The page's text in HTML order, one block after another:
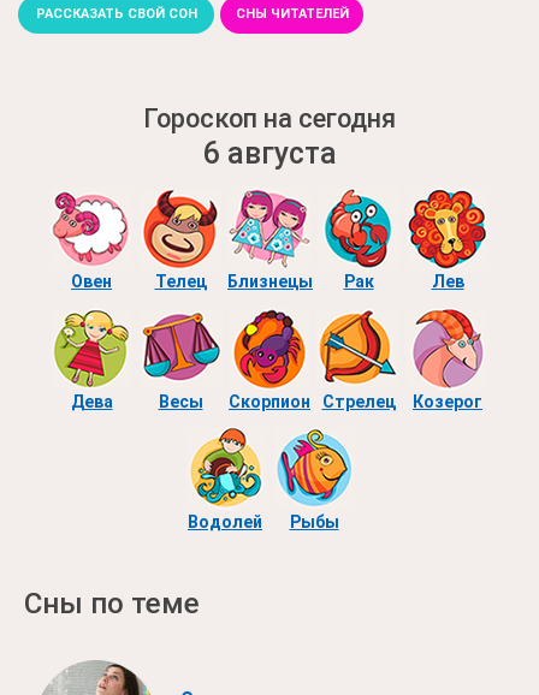
РАССКАЗАТЬ СВОЙ СОН СНЫ ЧИТАТЕЛЕЙ
Гороскоп на сегодня
6 августа
Овен Телец Близнецы Рак Лев
Дева Весы Скорпион Стрелец Козерог
Водолей Рыбы
Сны по теме